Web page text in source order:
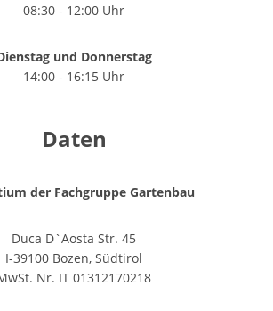
08:30 - 12:00 Uhr
und Donnerstag
14:00 - 16:15 Uhr
Daten
der Fachgruppe Gartenbau
Duca D`Aosta Str. 45
I-39100 Bozen, Südtirol
Nr. IT 01312170218